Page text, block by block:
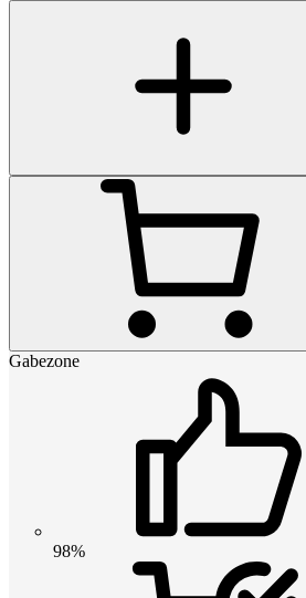
Gabezone
98%